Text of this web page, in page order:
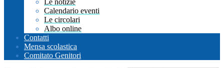
Le notizie
Calendario eventi
Le circolari
Albo online
Contatti
Mensa scolastica
Comitato Genitori